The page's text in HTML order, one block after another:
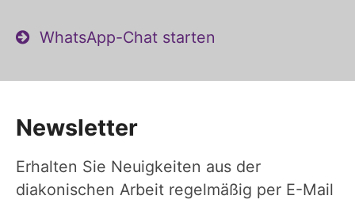
WhatsApp-Chat starten
Newsletter
Erhalten Sie Neuigkeiten aus der
diakonischen Arbeit regelmäßig per E-Mail